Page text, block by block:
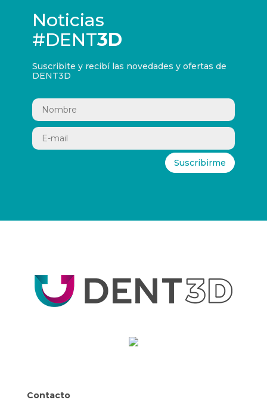
Noticias
#DENT3D
Suscribite y recibí las novedades y ofertas de
DENT3D
Suscribirme
Contacto